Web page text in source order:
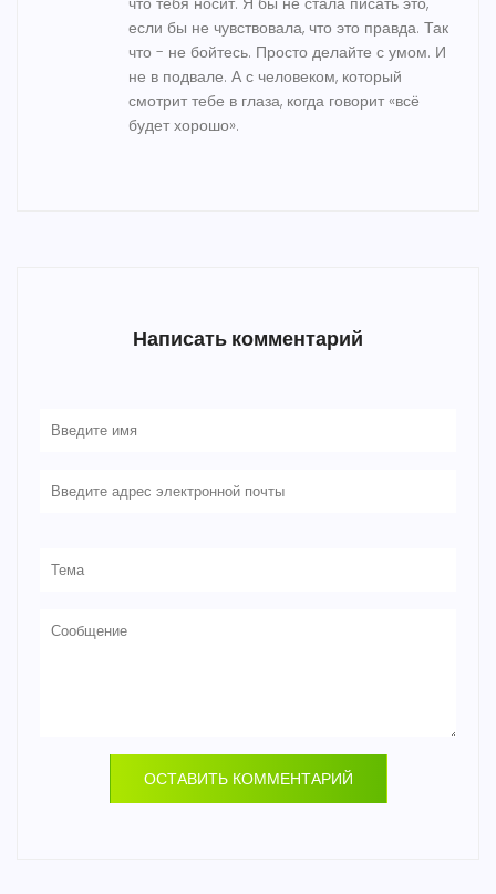
если бы не чувствовала, что это правда. Так
что - не бойтесь. Просто делайте с умом. И
не в подвале. А с человеком, который
смотрит тебе в глаза, когда говорит «всё
будет хорошо».
Написать комментарий
ОСТАВИТЬ КОММЕНТАРИЙ